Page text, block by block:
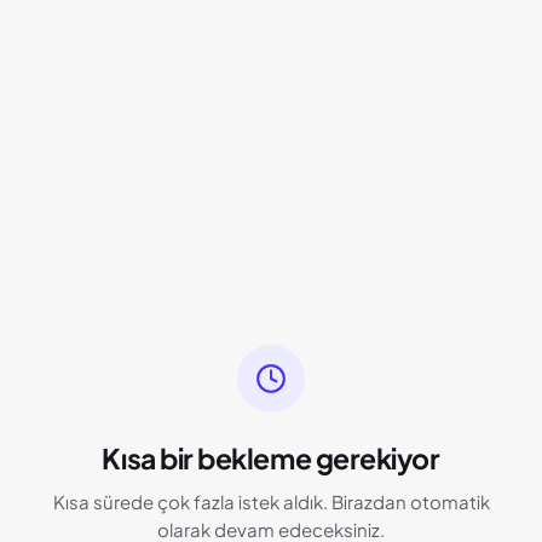
Kısa bir bekleme gerekiyor
Kısa sürede çok fazla istek aldık. Birazdan otomatik
olarak devam edeceksiniz.